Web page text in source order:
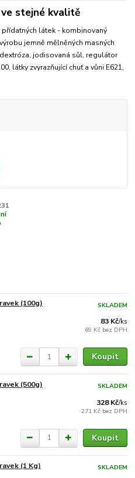
stejné kvalitě
látek - kombinovaný
jemně mělněných masných
jodisovaná sůl, regulátor
látky zvyrazňující chuť a vůni E621,
(100g)
83 Kč/ks
69 Kč bez DPH
SKLADEM
Koupit
(500g)
328 Kč/ks
271 Kč bez DPH
SKLADEM
Koupit
(1 Kg)
SKLADEM